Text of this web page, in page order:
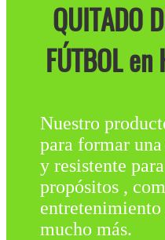
QUITADO
FÚTBOL
Nuestro
para formar
y resistente
propósitos ,
entretenimiento
mucho más.